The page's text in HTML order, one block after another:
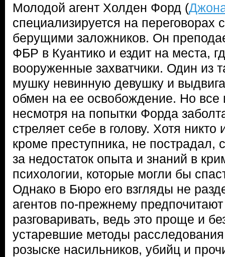
Молодой агент Холден Форд (
специализируется на переговорах
берущими заложников. Он
ФБР в Куантико и ездит на места,
вооруженные захватчики. Один из
мушку невинную девушку и
обмен на ее освобождение. Но все
несмотря на попытки Форда
стреляет себе в голову. Хотя никто
кроме преступника, не пострадал,
за недостаток опыта и знаний в
психологии, которые могли бы
Однако в Бюро его взгляды не
агентов по-прежнему
разговаривать, ведь это проще и
устаревшие методы
розыске насильников, убийц и